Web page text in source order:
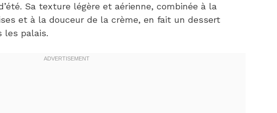
Sa texture légère et aérienne, combinée à la
et à la douceur de la crème, en fait un dessert
les palais.